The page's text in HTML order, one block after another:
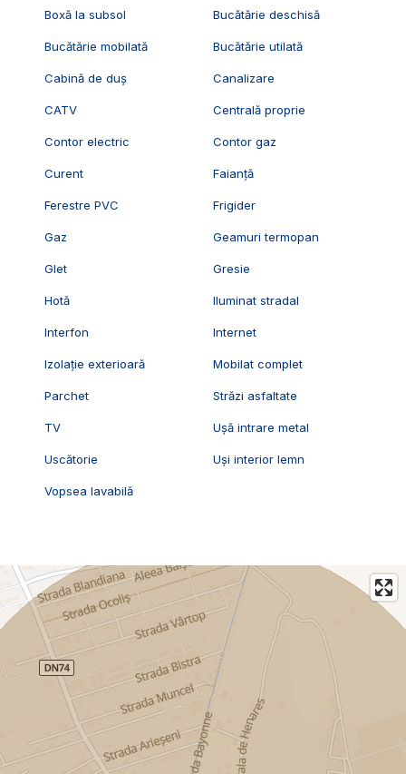
Boxă la subsol Bucătărie deschisă
Bucătărie mobilată Bucătărie utilată
Cabină de duș Canalizare
CATV Centrală proprie
Contor electric Contor gaz
Curent Faianță
Ferestre PVC Frigider
Gaz Geamuri termopan
Glet Gresie
Hotă Iluminat stradal
Interfon Internet
Izolație exterioară Mobilat complet
Parchet Străzi asfaltate
TV Ușă intrare metal
Uscătorie Uși interior lemn
Vopsea lavabilă